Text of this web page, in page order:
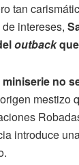
tan
intereses,
outbackque
miniserie no
mestizo
introduce